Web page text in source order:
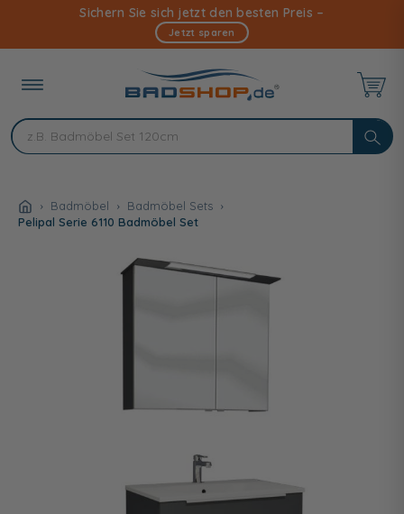
Inhalt
Sichern Sie sich jetzt den besten Preis –
Jetzt sparen
Badmöbel
Badmöbel Sets
Pelipal Serie 6110 Badmöbel Set